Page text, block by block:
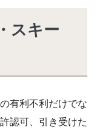
スキー
有利不利だけでな
認可、引き受けた